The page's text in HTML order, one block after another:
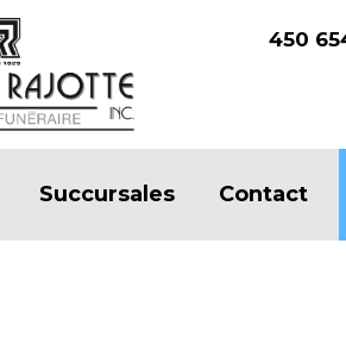
450
Succursales Contact